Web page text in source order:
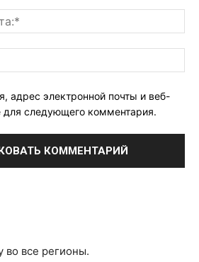
адрес электронной почты и веб-
для следующего комментария.
во все регионы.